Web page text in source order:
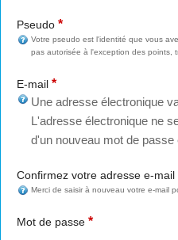
Pseudo *
Votre pseudo est l'identité que vous
pas autorisée à l'exception des points,
E-mail *
Une adresse électronique
L'adresse électronique ne
d'un nouveau mot de
Confirmez votre adresse e-mail
Merci de saisir à nouveau votre e-mail
Mot de passe *